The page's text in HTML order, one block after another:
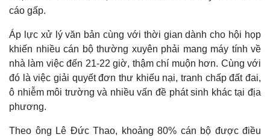
Kinh tế
Bất động sản
Khởi nghiệp
Thị trường
Giá vàng
Tiêu dùng
Tỷ giá
cáo gấp.
Áp lực xử lý văn bản cùng với thời gian dành cho hội họp
khiến nhiều cán bộ thường xuyên phải mang máy tính về
nhà làm việc đến 21-22 giờ, thậm chí muộn hơn. Cùng với
đó là việc giải quyết đơn thư khiếu nại, tranh chấp đất đai,
ô nhiễm môi trường và nhiều vấn đề phát sinh khác tại địa
phương.
Theo ông Lê Đức Thao, khoảng 80% cán bộ được điều